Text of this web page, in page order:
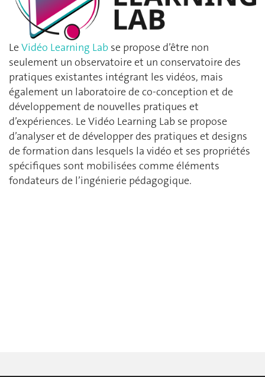
LeVidéo Learning Lab se propose d’être non
seulement un observatoire et un conservatoire des
pratiques existantes intégrant les vidéos, mais
également un laboratoire deco-conception et de
développement de nouvelles pratiques et
d’expériences. Le Vidéo Learning Lab se propose
d’analyser et de développer des pratiques et designs
de formation dans lesquels la vidéo et ses propriétés
spécifiques sont mobilisées comme éléments
fondateurs de l’ingénierie pédagogique.